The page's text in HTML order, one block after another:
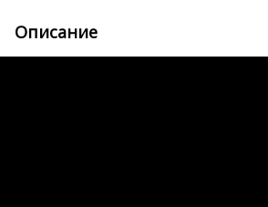
Описание